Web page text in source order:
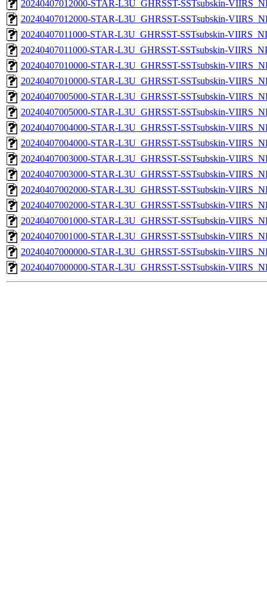
20240407012000-STAR-L3U_GHRSST-SSTsubskin-
20240407012000-STAR-L3U_GHRSST-SSTsubskin-
20240407011000-STAR-L3U_GHRSST-SSTsubskin-
20240407011000-STAR-L3U_GHRSST-SSTsubskin-
20240407010000-STAR-L3U_GHRSST-SSTsubskin-
20240407010000-STAR-L3U_GHRSST-SSTsubskin-
20240407005000-STAR-L3U_GHRSST-SSTsubskin-
20240407005000-STAR-L3U_GHRSST-SSTsubskin-
20240407004000-STAR-L3U_GHRSST-SSTsubskin-
20240407004000-STAR-L3U_GHRSST-SSTsubskin-
20240407003000-STAR-L3U_GHRSST-SSTsubskin-
20240407003000-STAR-L3U_GHRSST-SSTsubskin-
20240407002000-STAR-L3U_GHRSST-SSTsubskin-
20240407002000-STAR-L3U_GHRSST-SSTsubskin-
20240407001000-STAR-L3U_GHRSST-SSTsubskin-
20240407001000-STAR-L3U_GHRSST-SSTsubskin-
20240407000000-STAR-L3U_GHRSST-SSTsubskin-
20240407000000-STAR-L3U_GHRSST-SSTsubskin-